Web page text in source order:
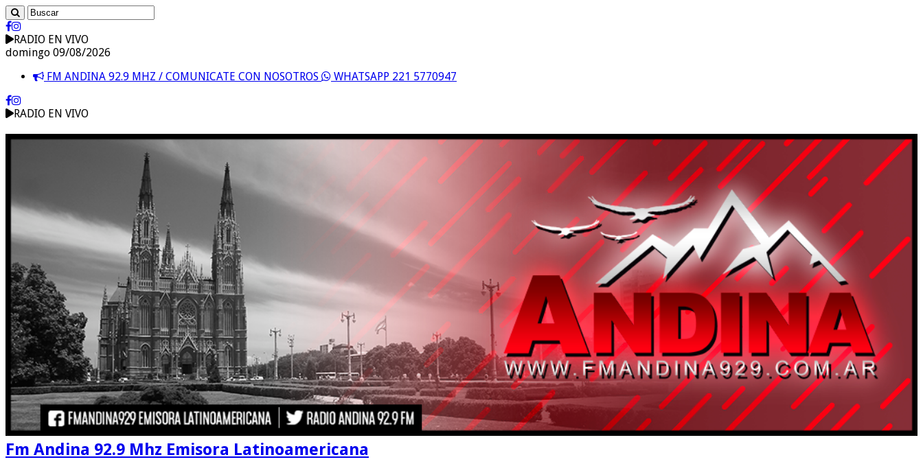
RADIO EN VIVO
domingo 09/08/2026
FM ANDINA 92.9 MHZ / COMUNICATE CON NOSOTROS
WHATSAPP 221 5770947
RADIO EN VIVO
Fm Andina 92.9 Mhz Emisora Latinoamericana